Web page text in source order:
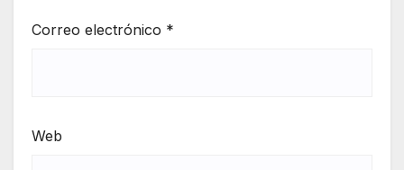
Correo electrónico *
Web